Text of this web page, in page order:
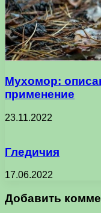
Мухомор:
применение
23.11.2022
Гледичия
17.06.2022
Добавить